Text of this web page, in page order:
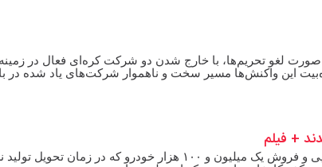
لغو تحریم‌ها، با خارج شدن دو شرکت کره‌ای فعال در زمینه
این واکنش‌ها مسیر سخت و ناهموار شرکت‌های یاد شده در
پدال نیوز: وزیر صنعت با اشاره به لغو همکاری شرکت های اروپایی و فروش یک میلیون و ۱۰۰ هزار خودرو که در زمان